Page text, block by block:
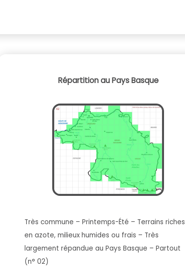
Répartition au Pays Basque
Très commune – Printemps-Été – Terrains riches
en azote, milieux humides ou frais – Très
largement répandue au Pays Basque – Partout
(n° 02)